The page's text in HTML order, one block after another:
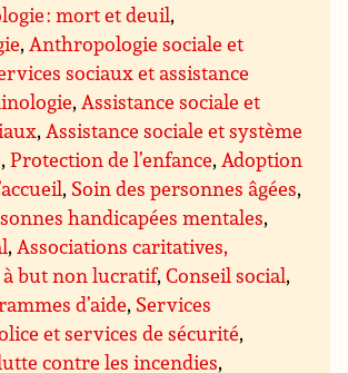
: mort et deuil,
,Anthropologie sociale et
sociaux et assistance
,Assistance sociale et
,Assistance sociale et système
,Protection de l’enfance,Adoption
, Soin des personnes âgées,
handicapées mentales,
,Associations caritatives,
à but non lucratif,Conseil social,
d’aide, Services
et services de sécurité,
contre les incendies,